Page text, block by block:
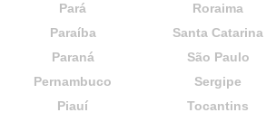
Pará
Paraíba
Paraná
Pernambuco
Piauí
Roraima
Santa Catarina
São Paulo
Sergipe
Tocantins